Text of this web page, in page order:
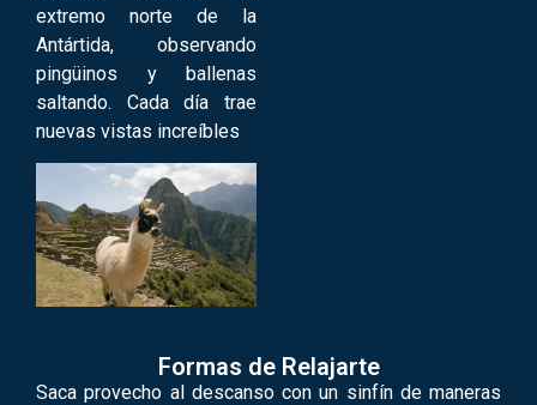
extremo norte de la
Antártida, observando
pingüinos y ballenas
saltando. Cada día trae
nuevas vistas increíbles
Formas de Relajarte
Saca provecho al descanso con un sinfín de maneras